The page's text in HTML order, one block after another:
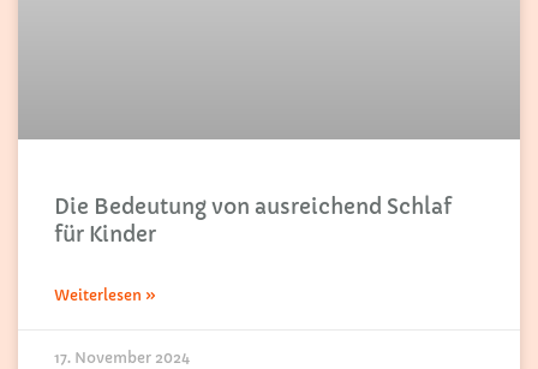
Die Bedeutung von ausreichend Schlaf
für Kinder
Weiterlesen »
17. November 2024